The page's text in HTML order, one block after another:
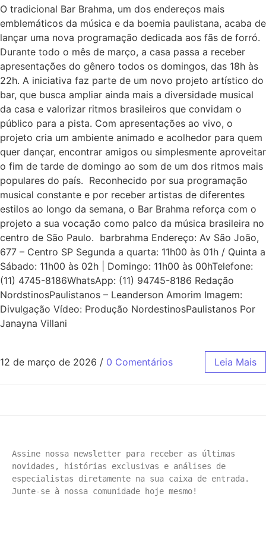
O tradicional Bar Brahma, um dos endereços mais
emblemáticos da música e da boemia paulistana, acaba de
lançar uma nova programação dedicada aos fãs de forró.
Durante todo o mês de março, a casa passa a receber
apresentações do gênero todos os domingos, das 18h às
22h. A iniciativa faz parte de um novo projeto artístico do
bar, que busca ampliar ainda mais a diversidade musical
da casa e valorizar ritmos brasileiros que convidam o
público para a pista. Com apresentações ao vivo, o
projeto cria um ambiente animado e acolhedor para quem
quer dançar, encontrar amigos ou simplesmente aproveitar
o fim de tarde de domingo ao som de um dos ritmos mais
populares do país. Reconhecido por sua programação
musical constante e por receber artistas de diferentes
estilos ao longo da semana, o Bar Brahma reforça com o
projeto a sua vocação como palco da música brasileira no
centro de São Paulo. barbrahma Endereço: Av São João,
677 – Centro SP Segunda a quarta: 11h00 às 01h / Quinta a
Sábado: 11h00 às 02h | Domingo: 11h00 às 00hTelefone:
(11) 4745-8186WhatsApp: (11) 94745-8186 Redação
NordstinosPaulistanos – Leanderson Amorim Imagem:
Divulgação Vídeo: Produção NordestinosPaulistanos Por
Janayna Villani
12 de março de 2026 / 0 Comentários Leia Mais
Assine nossa newsletter para receber as últimas
novidades, histórias exclusivas e análises de
especialistas diretamente na sua caixa de entrada.
Junte-se à nossa comunidade hoje mesmo!